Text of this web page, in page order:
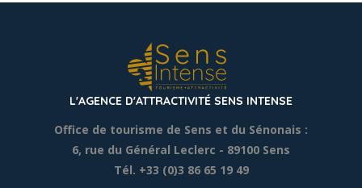
L'AGENCE D'ATTRACTIVITÉ SENS INTENSE
Office de tourisme de Sens et du Sénonais :
6, rue du Général Leclerc - 89100 Sens
Tél. +33 (0)3 86 65 19 49